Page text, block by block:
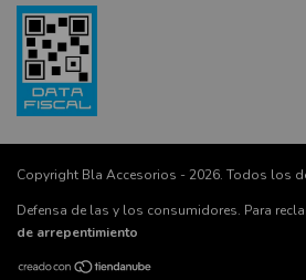
Copyright Bla Accesorios - 2026. Todos los
Defensa de las y los consumidores. Para
de arrepentimiento